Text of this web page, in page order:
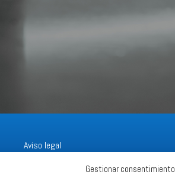
Gestionar consentimiento
Aviso legal